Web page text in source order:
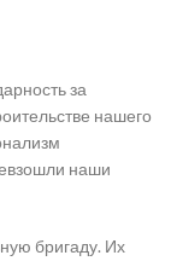
за
нашего
наши
бригаду. Их